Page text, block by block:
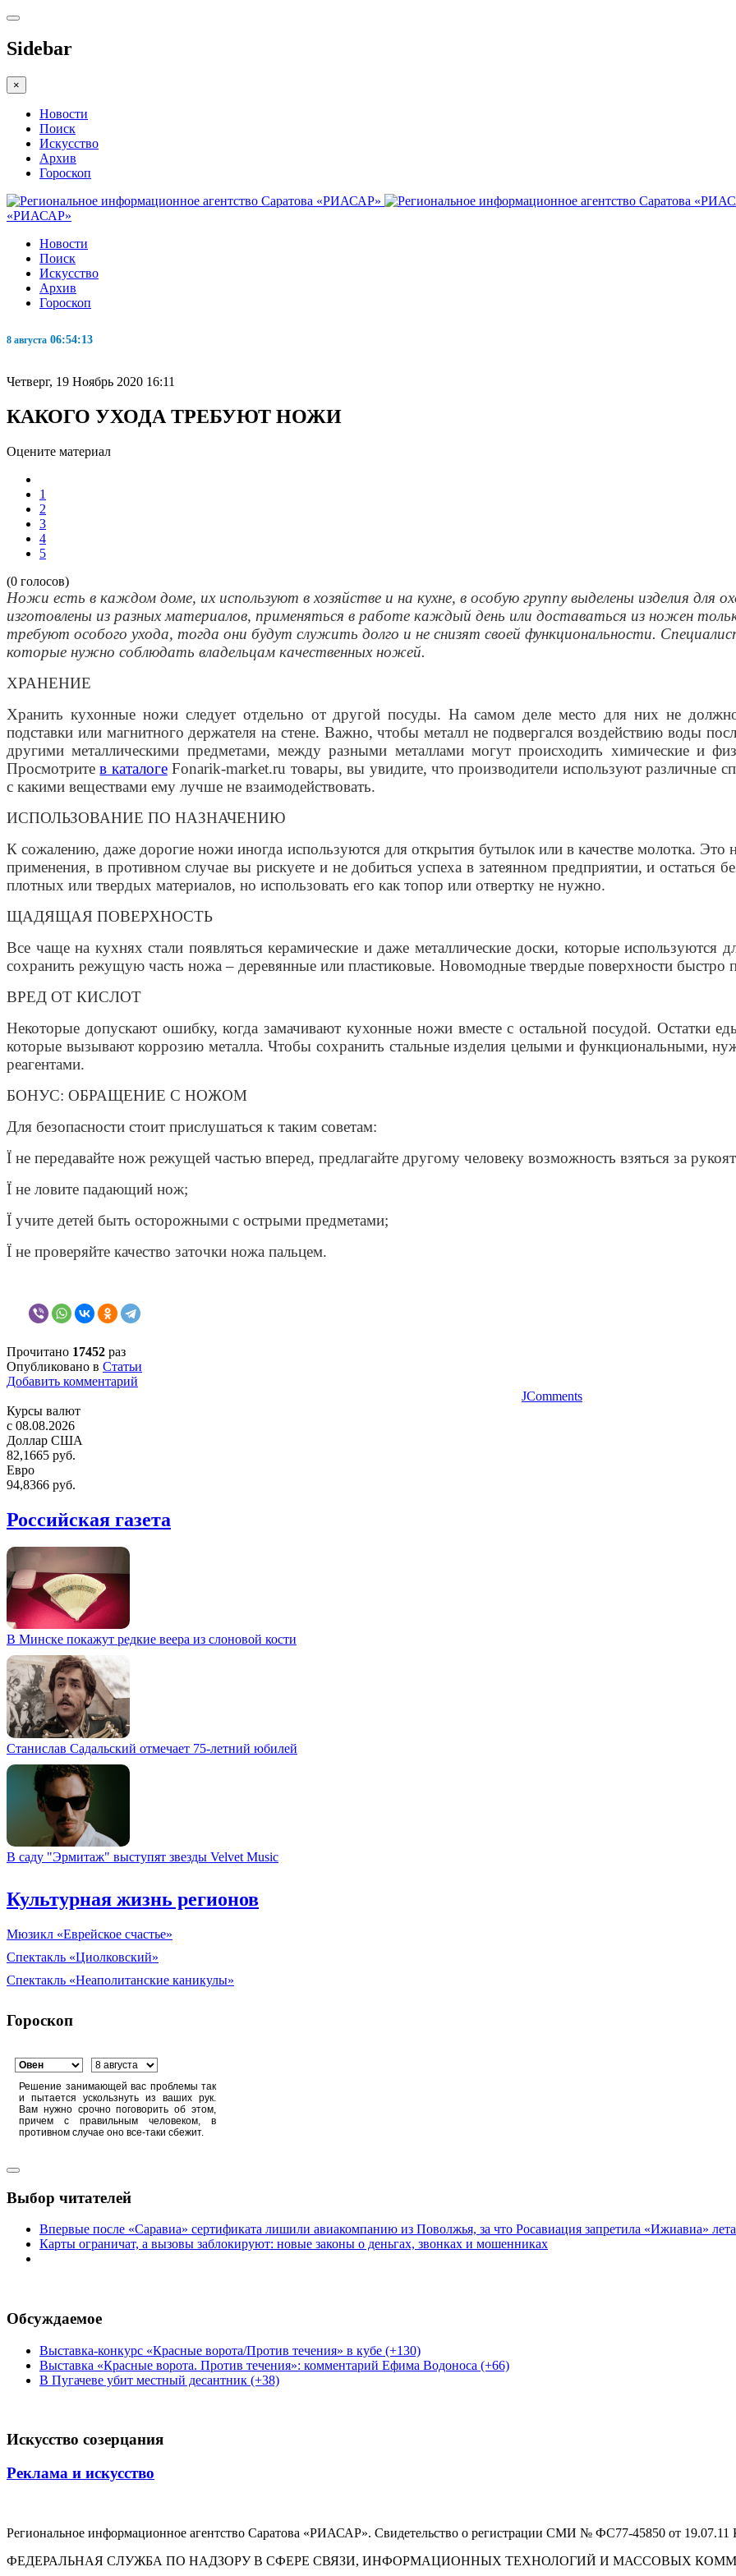
Sidebar
×
Новости
Поиск
Искусство
Архив
Гороскоп
«РИАСАР»
Новости
Поиск
Искусство
Архив
Гороскоп
8 августа 06:54:13
Четверг, 19 Ноябрь 2020 16:11
КАКОГО УХОДА ТРЕБУЮТ НОЖИ
Оцените материал
1
2
3
4
5
(0 голосов)
Ножи есть в каждом доме, их используют в хозяйстве и на кухне, в особую группу выделены изделия
изготовлены из разных материалов, применяться в работе каждый день или доставаться из ножен
требуют особого ухода, тогда они будут служить долго и не снизят своей функциональности.
которые нужно соблюдать владельцам качественных ножей.
ХРАНЕНИЕ
Хранить кухонные ножи следует отдельно от другой посуды. На самом деле место для них не
подставки или магнитного держателя на стене. Важно, чтобы металл не подвергался воздействию воды
другими металлическими предметами, между разными металлами могут происходить химические и
Просмотритев каталогеFonarik-market.ru товары, вы увидите, что производители используют различные
с какими веществами ему лучше не взаимодействовать.
ИСПОЛЬЗОВАНИЕ ПО НАЗНАЧЕНИЮ
К сожалению, даже дорогие ножи иногда используются для открытия бутылок или в качестве молотка. Это
применения, в противном случае вы рискуете и не добиться успеха в затеянном предприятии, и
плотных или твердых материалов, но использовать его как топор или отвертку не нужно.
ЩАДЯЩАЯ ПОВЕРХНОСТЬ
Все чаще на кухнях стали появляться керамические и даже металлические доски, которые
сохранить режущую часть ножа – деревянные или пластиковые. Новомодные твердые поверхности быстро
ВРЕД ОТ КИСЛОТ
Некоторые допускают ошибку, когда замачивают кухонные ножи вместе с остальной посудой. Остатки
которые вызывают коррозию металла. Чтобы сохранить стальные изделия целыми и функциональными,
реагентами.
БОНУС: ОБРАЩЕНИЕ С НОЖОМ
Для безопасности стоит прислушаться к таким советам:
Ï не передавайте нож режущей частью вперед, предлагайте другому человеку возможность взяться за
Ï не ловите падающий нож;
Ï учите детей быть осторожными с острыми предметами;
Ï не проверяйте качество заточки ножа пальцем.
Прочитано 17452 раз
Опубликовано в Статьи
Добавить комментарий
JComments
Курсы валют
c 08.08.2026
Доллар США
82,1665 руб.
Евро
94,8366 руб.
Российская газета
В Минске покажут редкие веера из слоновой кости
Станислав Садальский отмечает 75-летний юбилей
В саду "Эрмитаж" выступят звезды Velvet Music
Культурная жизнь регионов
Мюзикл «Еврейское счастье»
Спектакль «Циолковский»
Спектакль «Неаполитанские каникулы»
Гороскоп
Решение занимающей вас проблемы так
и пытается ускользнуть из ваших рук.
Вам нужно срочно поговорить об этом,
причем с правильным человеком, в
противном случае оно все-таки сбежит.
Выбор читателей
Впервые после «Саравиа» сертификата лишили авиакомпанию из Поволжья, за что Росавиация запретила «Ижиавиа»
Карты ограничат, а вызовы заблокируют: новые законы о деньгах, звонках и мошенниках
Обсуждаемое
Выставка-конкурс «Красные ворота/Против течения» в кубе (+130)
Выставка «Красные ворота. Против течения»: комментарий Ефима Водоноса (+66)
В Пугачеве убит местный десантник (+38)
Искусство созерцания
Реклама и искусство
Региональное информационное агентство Саратова «РИАСАР». Свидетельство о регистрации СМИ № ФС77-45850 от
ФЕДЕРАЛЬНАЯ СЛУЖБА ПО НАДЗОРУ В СФЕРЕ СВЯЗИ, ИНФОРМАЦИОННЫХ ТЕХНОЛОГИЙ И МАССОВЫХ